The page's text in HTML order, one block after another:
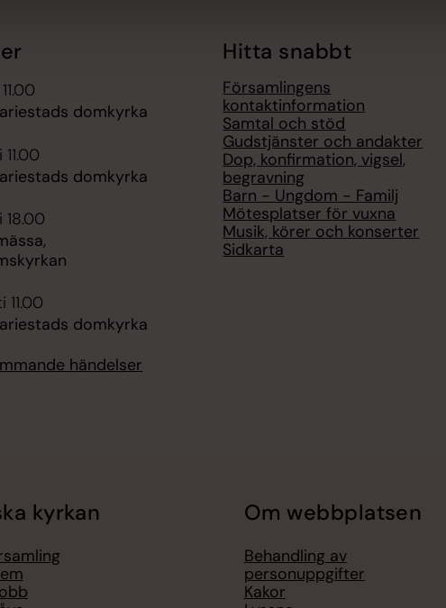
domkyrka
domkyrka
18.00
11.00
domkyrka
händelser
Hitta snabbt
Församlingens
kontaktinformation
Samtal och stöd
Gudstjänster och andakter
Dop, konfirmation, vigsel,
begravning
Barn - Ungdom - Familj
Mötesplatser för vuxna
Musik, körer och konserter
Sidkarta
kyrkan Om webbplatsen
Behandling av
personuppgifter
Kakor